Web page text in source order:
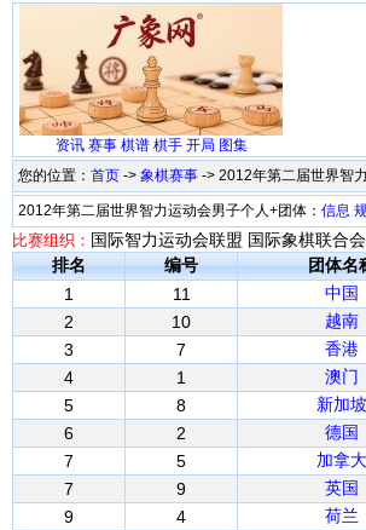
资讯 赛事 棋谱 棋手 开局 图集
您的位置： 首页 -> 象棋赛事 -> 2012年第二届世界智
2012年第二届世界智力运动会男子个人+团体： 信息
比赛组织： 国际智力运动会联盟 国际象棋联合会
排名
编号 团体名
1
11
中国
2
10
越南
3
7
香港
4
1
澳门
5
8
新加坡
6
2
德国
7
5
加拿大
7
9
英国
9
4
荷兰